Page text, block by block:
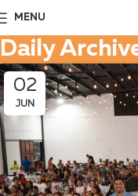
MENU
Daily
02
JUN